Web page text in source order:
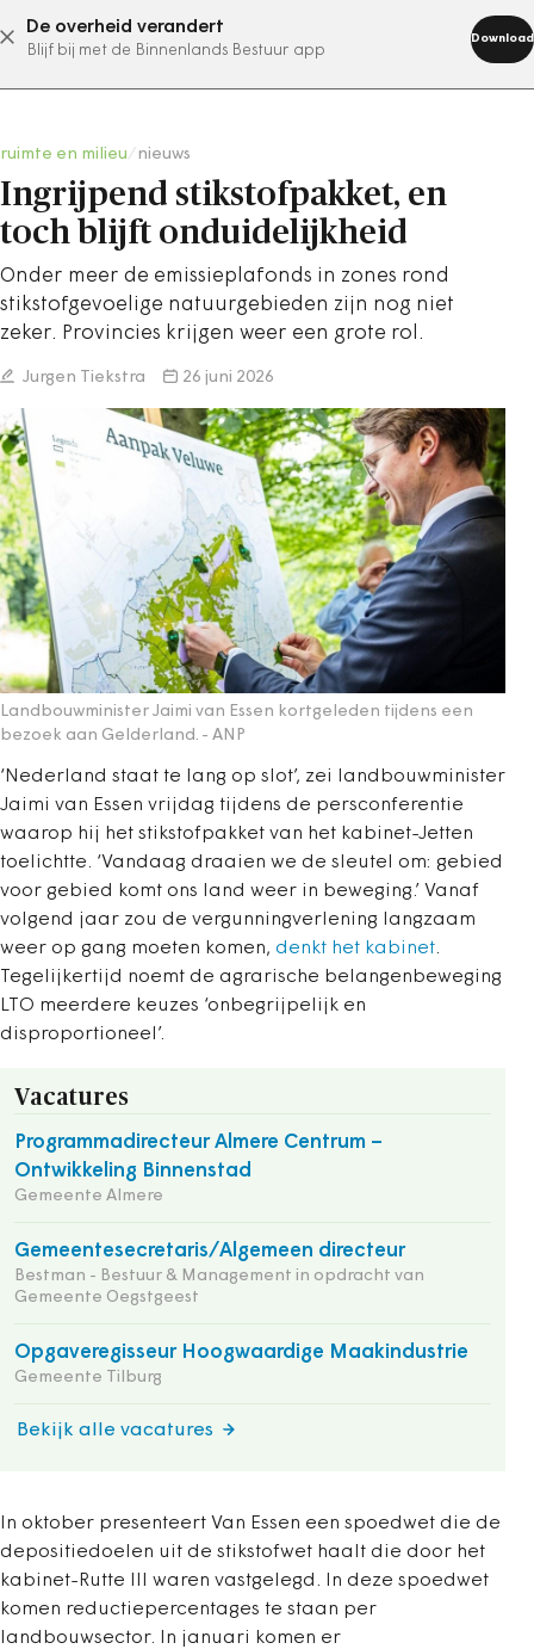
De overheid verandert
Blijf bij met de Binnenlands Bestuur app
Download
abonneer nu
ruimte en milieu nieuws
Ingrijpend stikstofpakket, en
toch blijft onduidelijkheid
Onder meer de emissieplafonds in zones rond
stikstofgevoelige natuurgebieden zijn nog niet
zeker. Provincies krijgen weer een grote rol.
Jurgen Tiekstra 26 juni 2026
Landbouwminister Jaimi van Essen kortgeleden tijdens een
bezoek aan Gelderland. - ANP
‘Nederland staat te lang op slot’, zei landbouwminister
Jaimi van Essen vrijdag tijdens de persconferentie
waarop hij het stikstofpakket van het kabinet-Jetten
toelichtte. ‘Vandaag draaien we de sleutel om: gebied
voor gebied komt ons land weer in beweging.’ Vanaf
volgend jaar zou de vergunningverlening langzaam
weer op gang moeten komen, denkt het kabinet.
Tegelijkertijd noemt de agrarische belangenbeweging
LTO meerdere keuzes ‘onbegrijpelijk en
disproportioneel’.
Vacatures
Programmadirecteur Almere Centrum –
Ontwikkeling Binnenstad
Gemeente Almere
Gemeentesecretaris/Algemeen directeur
Bestman - Bestuur & Management in opdracht van
Gemeente Oegstgeest
Opgaveregisseur Hoogwaardige Maakindustrie
Gemeente Tilburg
Bekijk alle vacatures
In oktober presenteert Van Essen een spoedwet die de
depositiedoelen uit de stikstofwet haalt die door het
kabinet-Rutte III waren vastgelegd. In deze spoedwet
komen reductiepercentages te staan per
landbouwsector. In januari komen er